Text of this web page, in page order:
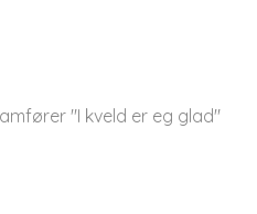
"I kveld er eg glad"